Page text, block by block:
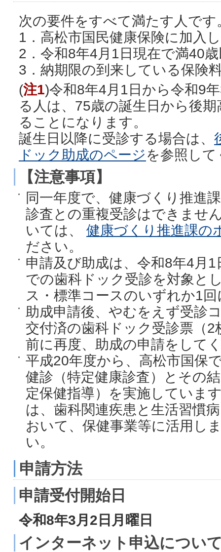
次の要件をすべて満たす人です
1．高松市国民健康保険に加入
2．令和8年4月1日現在で満40
3．納期限の到来している保険
(注1)令和8年4月1日から令和9
る人は、75歳の誕生日から後
ることになります。
誕生日以降に受診する場合は、
ドック助成のページを参照し
【注意事項】
同一年度で、健康づくり推進
診査との重複受診はできませ
いては、 健康づくり推進課の
ださい。
申請及び助成は、令和8年4月
での歯科ドック受診を対象と
ス・標準コースのいずれか1
助成申請後、やむをえず受診
交付済の歯科ドック受診票（
前に再度、助成の申請をして
平成20年度から、高松市国保
健診（特定健康診査）とその
定保健指導）を実施していま
は、歯科関連疾患と生活習慣
おいて、保健事業等に活用し
い。
申請方法
申請受付開始日
令和8年3月2日月曜日
インターネット申込につい